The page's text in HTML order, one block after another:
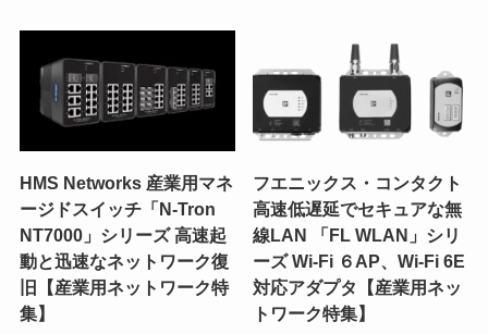
HMS Networks 産業用マネ
ージドスイッチ「N-Tron
NT7000」シリーズ 高速起
動と迅速なネットワーク復
旧【産業用ネットワーク特
集】
フエニックス・コンタクト
高速低遅延でセキュアな無
線LAN 「FL WLAN」シリ
ーズ Wi-Fi ６AP、Wi-Fi 6E
対応アダプタ【産業用ネッ
トワーク特集】